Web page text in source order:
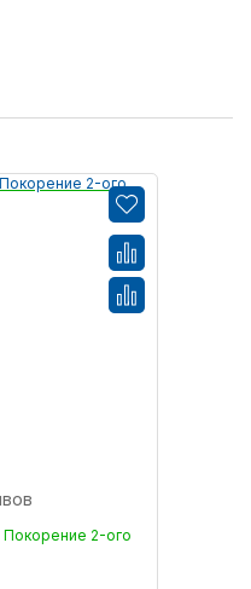
2-ого